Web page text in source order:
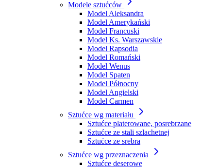
Modele sztućców
Model Aleksandra
Model Amerykański
Model Francuski
Model Ks. Warszawskie
Model Rapsodia
Model Romański
Model Wenus
Model Spaten
Model Północny
Model Angielski
Model Carmen
Sztućce wg materiału
Sztućce platerowane, posrebrzane
Sztućce ze stali szlachetnej
Sztućce ze srebra
Sztućce wg przeznaczenia
Sztućce deserowe